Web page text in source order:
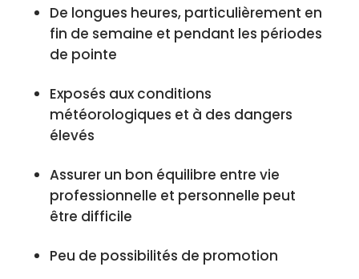
De longues heures, particulièrement en
fin de semaine et pendant les périodes
de pointe
Exposés aux conditions
météorologiques et à des dangers
élevés
Assurer un bon équilibre entre vie
professionnelle et personnelle peut
être difficile
Peu de possibilités de promotion